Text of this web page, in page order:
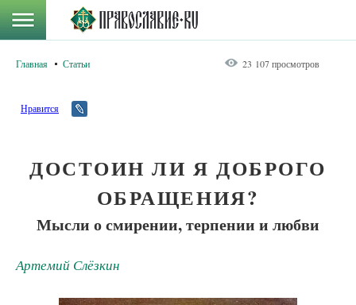
Главная Статьи 23 107 просмотров
Нравится
ДОСТОИН ЛИ Я ДОБРОГО
ОБРАЩЕНИЯ?
Мысли о смирении, терпении и любви
Артемий Слёзкин